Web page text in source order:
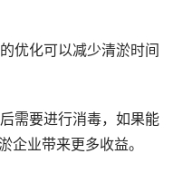
优化可以减少清淤时间
需要进行消毒，如果能
企业带来更多收益。